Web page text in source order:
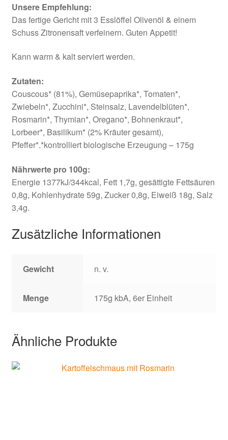
Unsere Empfehlung:
Das fertige Gericht mit 3 Esslöffel Olivenöl & einem
Schuss Zitronensaft verfeinern. Guten Appetit!
Kann warm & kalt serviert werden.
Zutaten:
Couscous* (81%), Gemüsepaprika*, Tomaten*,
Zwiebeln*, Zucchini*, Steinsalz, Lavendelblüten*,
Rosmarin*, Thymian*, Oregano*, Bohnenkraut*,
Lorbeer*, Basilikum* (2% Kräuter gesamt),
Pfeffer*.*kontrolliert biologische Erzeugung – 175g
Nährwerte pro 100g:
Energie 1377kJ/344kcal, Fett 1,7g, gesättigte Fettsäuren
0,8g, Kohlenhydrate 59g, Zucker 0,8g, Eiweiß 18g, Salz
3,4g.
Zusätzliche Informationen
Gewicht n. v.
Menge 175g kbA, 6er Einheit
Ähnliche Produkte